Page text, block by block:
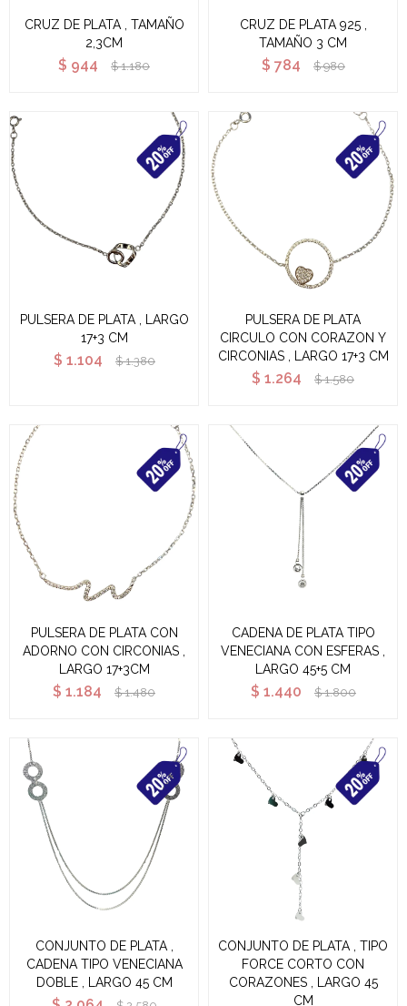
CRUZ DE PLATA , TAMAÑO
2,3CM
$ 944 $ 1.180
CRUZ DE PLATA 925 ,
TAMAÑO 3 CM
$ 784 $ 980
PULSERA DE PLATA , LARGO
17+3 CM
$ 1.104 $ 1.380
PULSERA DE PLATA
CIRCULO CON CORAZON Y
CIRCONIAS , LARGO 17+3 CM
$ 1.264 $ 1.580
PULSERA DE PLATA CON
ADORNO CON CIRCONIAS ,
LARGO 17+3CM
$ 1.184 $ 1.480
CADENA DE PLATA TIPO
VENECIANA CON ESFERAS ,
LARGO 45+5 CM
$ 1.440 $ 1.800
CONJUNTO DE PLATA ,
CADENA TIPO VENECIANA
DOBLE , LARGO 45 CM
CONJUNTO DE PLATA , TIPO
FORCE CORTO CON
CORAZONES , LARGO 45
CM